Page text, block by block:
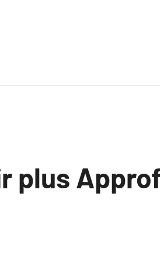
plus